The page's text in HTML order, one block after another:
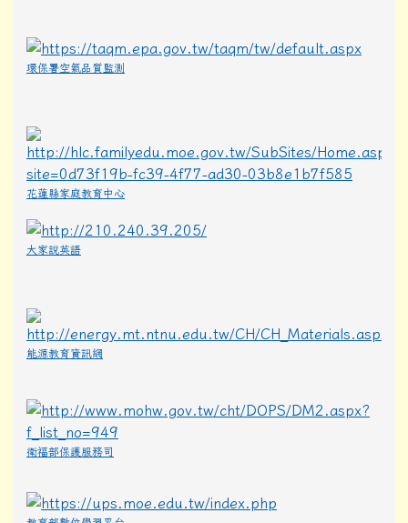
環保署空氣品質監測
花蓮縣家庭教育中心
大家說英語
能源教育資訊網
衛福部保護服務司